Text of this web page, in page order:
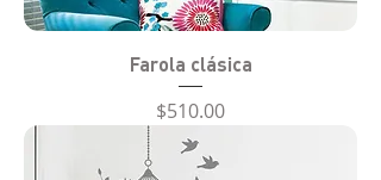
Farola clásica
Precio
$510.00